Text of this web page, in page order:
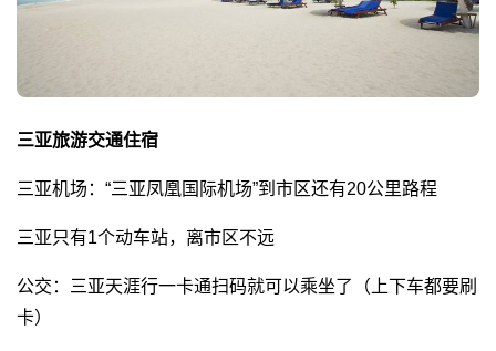
三亚旅游交通住宿
三亚机场：“三亚凤凰国际机场”到市区还有20公里路程
三亚只有1个动车站，离市区不远
公交：三亚天涯行一卡通扫码就可以乘坐了（上下车都要刷
卡）